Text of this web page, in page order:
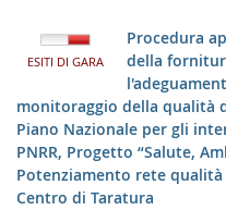
ESITI DI GARA
Procedura
della
monitoraggio della qualità
Piano Nazionale per gli
PNRR, Progetto “Salute,
Potenziamento rete qualità
Centro di Taratura